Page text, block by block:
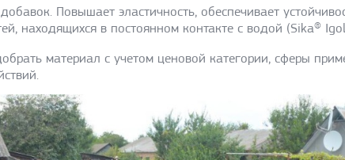
Повышает эластичность, обеспечивает
находящихся в постоянном контакте с водой (Sika®
материал с учетом ценовой категории, сферы